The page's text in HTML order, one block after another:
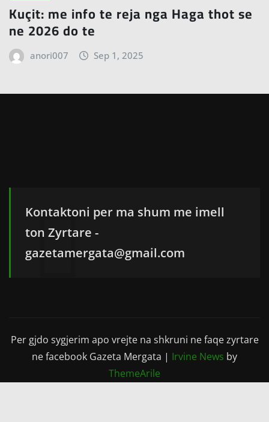
Kuçit: me info te reja nga Haga thot se
ne 2026 do te
anori007 Sep 1, 2025
Kontaktoni per ma shum me imell
ton Zyrtare -
gazetamergata@gmail.com
Per gjdo sygjerim apo vrejte na shkruni ne faqe zyrtare
ne facebook Gazeta Mergata | Irvine News by
ThemeArile